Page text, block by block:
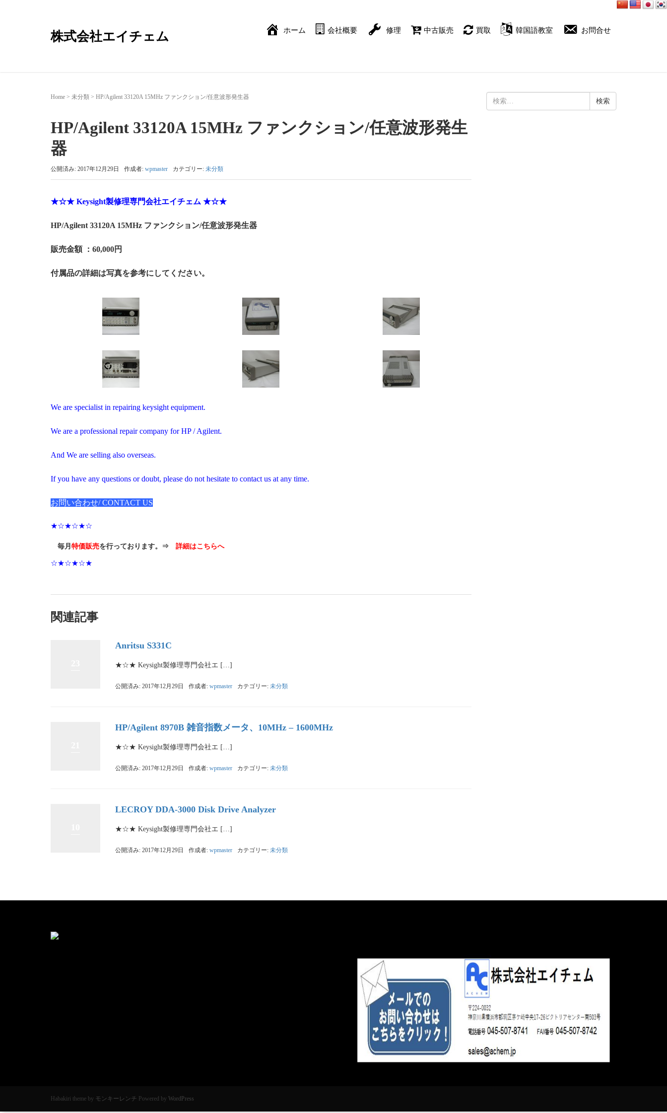
株式会社エイチェム ホーム 会社概要 修理 中古販売 買取 韓国語教室 お問合せ
Home > 未分類 > HP/Agilent 33120A 15MHz ファンクション/任意波形発生器
HP/Agilent 33120A 15MHz ファンクション/任意波形発生
器
公開済み: 2017年12月29日 作成者: wpmaster カテゴリー: 未分類
★☆★ Keysight製修理専門会社エイチェム ★☆★
HP/Agilent 33120A 15MHz ファンクション/任意波形発生器
販売金額 ：60,000円
付属品の詳細は写真を参考にしてください。
We are specialist in repairing keysight equipment.
We are a professional repair company for HP / Agilent.
And We are selling also overseas.
If you have any questions or doubt, please do not hesitate to contact us at any time.
お問い合わせ/ CONTACT US
★☆★☆★☆
毎月 特価販売を行っております。⇒ 詳細はこちらへ
☆★☆★☆★
関連記事
Anritsu S331C
★☆★ Keysight製修理専門会社エ […]
公開済み: 2017年12月29日 作成者: wpmaster カテゴリー: 未分類
HP/Agilent 8970B 雑音指数メータ、10MHz – 1600MHz
★☆★ Keysight製修理専門会社エ […]
公開済み: 2017年12月29日 作成者: wpmaster カテゴリー: 未分類
LECROY DDA-3000 Disk Drive Analyzer
★☆★ Keysight製修理専門会社エ […]
公開済み: 2017年12月29日 作成者: wpmaster カテゴリー: 未分類
索:
Habakiri theme by モンキーレンチ Powered by WordPress